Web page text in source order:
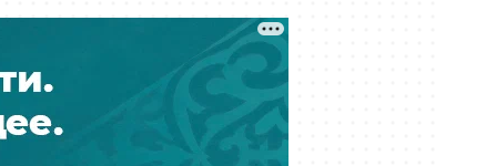
общежитии: в Алматы заработал
ситуационный центр для студентов
Ушёл из жизни отец известного
футболиста Лионеля Месси